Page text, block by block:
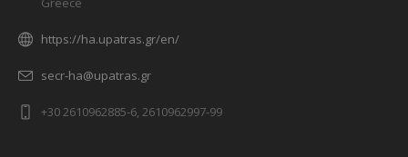
https://ha.upatras.gr/en/
secr-ha@upatras.gr
+30 2610962885-6, 2610962997-99